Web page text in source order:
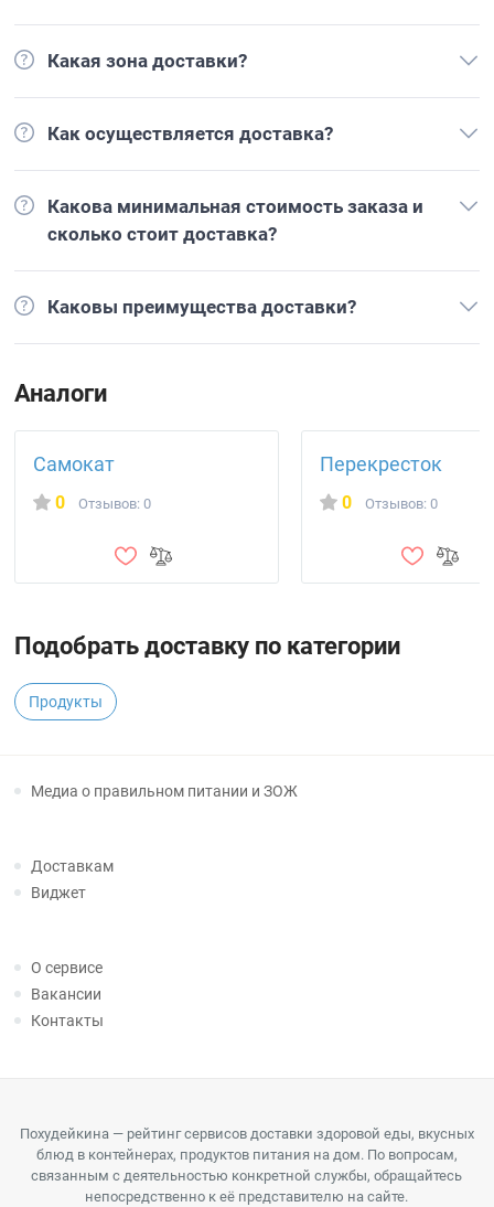
Какая зона доставки?
Как осуществляется доставка?
Какова минимальная стоимость заказа и
сколько стоит доставка?
Каковы преимущества доставки?
Аналоги
Самокат
0 Отзывов: 0
Перекресток
0 Отзывов: 0
Подобрать доставку по категории
Продукты
Медиа о правильном питании и ЗОЖ
Доставкам
Виджет
О сервисе
Вакансии
Контакты
Похудейкина — рейтинг сервисов доставки здоровой еды, вкусных
блюд в контейнерах, продуктов питания на дом. По вопросам,
связанным с деятельностью конкретной службы, обращайтесь
непосредственно к её представителю на сайте.